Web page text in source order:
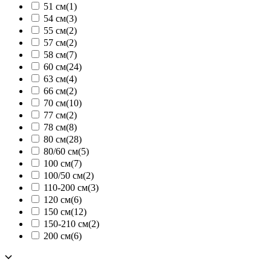
51 см(1)
54 см(3)
55 см(2)
57 см(2)
58 см(7)
60 см(24)
63 см(4)
66 см(2)
70 см(10)
77 см(2)
78 см(8)
80 см(28)
80/60 см(5)
100 см(7)
100/50 см(2)
110-200 см(3)
120 см(6)
150 см(12)
150-210 см(2)
200 см(6)